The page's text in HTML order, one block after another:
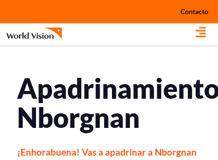
Contacto
Nborgnan
¡Enhorabuena! Vas a apadrinar a Nborgnan